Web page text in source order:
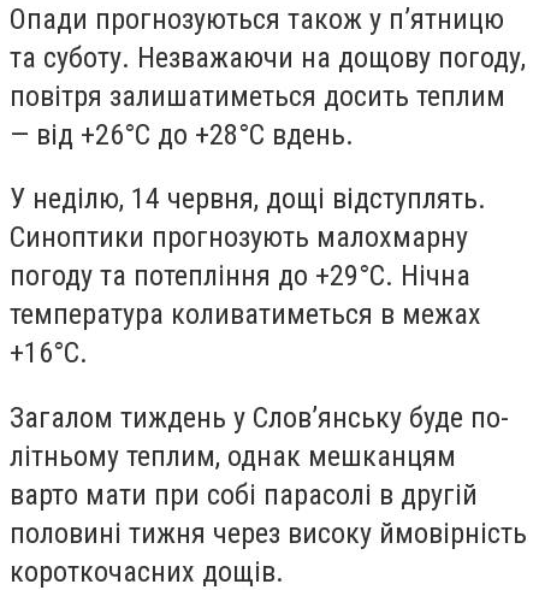
Опади прогнозуються також у п’ятницю
та суботу. Незважаючи на дощову погоду,
повітря залишатиметься досить теплим
— від +26°C до +28°C вдень.
У неділю, 14 червня, дощі відступлять.
Синоптики прогнозують малохмарну
погоду та потепління до +29°C. Нічна
температура коливатиметься в межах
+16°C.
Загалом тиждень у Слов’янську буде по-
літньому теплим, однак мешканцям
варто мати при собі парасолі в другій
половині тижня через високу ймовірність
короткочасних дощів.